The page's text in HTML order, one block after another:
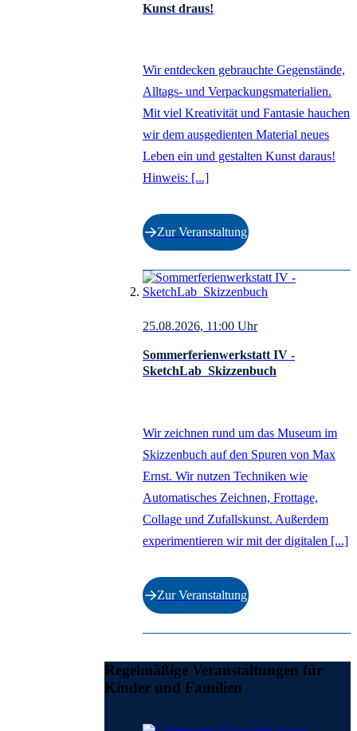
Kunst draus!
Wir entdecken gebrauchte Gegenstände,
Alltags- und Verpackungsmaterialien.
Mit viel Kreativität und Fantasie hauchen
wir dem ausgedienten Material neues
Leben ein und gestalten Kunst daraus!
Hinweis: [...]
Zur Veranstaltung
25.08.2026, 11:00 Uhr
Sommerferienwerkstatt IV -
SketchLab_Skizzenbuch
Wir zeichnen rund um das Museum im
Skizzenbuch auf den Spuren von Max
Ernst. Wir nutzen Techniken wie
Automatisches Zeichnen, Frottage,
Collage und Zufallskunst. Außerdem
experimentieren wir mit der digitalen [...]
Zur Veranstaltung
Regelmäßige Veranstaltungen für
Kinder und Familien